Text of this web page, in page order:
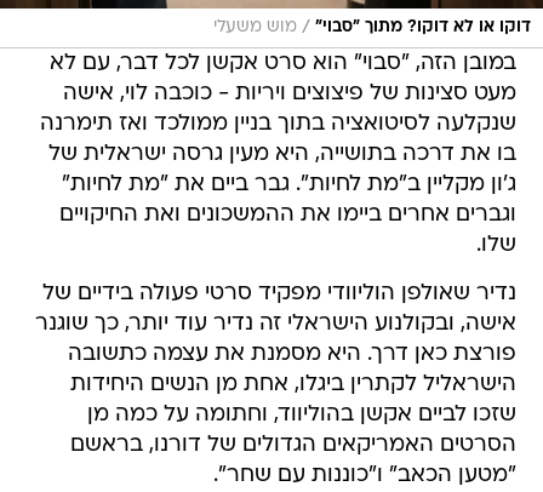
דוקו או לא דוקו? מתוך "סבוי" / מוש משעלי
במובן הזה, "סבוי" הוא סרט אקשן לכל דבר, עם לא
מעט סצינות של פיצוצים ויריות - כוכבה לוי, אישה
שנקלעה לסיטואציה בתוך בניין ממולכד ואז תימרנה
בו את דרכה בתושייה, היא מעין גרסה ישראלית של
ג'ון מקליין ב"מת לחיות". גבר ביים את "מת לחיות"
וגברים אחרים ביימו את ההמשכונים ואת החיקויים
שלו.
נדיר שאולפן הוליוודי מפקיד סרטי פעולה בידיים של
אישה, ובקולנוע הישראלי זה נדיר עוד יותר, כך שוגנר
פורצת כאן דרך. היא מסמנת את עצמה כתשובה
הישראליל לקתרין ביגלו, אחת מן הנשים היחידות
שזכו לביים אקשן בהוליווד, וחתומה על כמה מן
הסרטים האמריקאים הגדולים של דורנו, בראשם
"מטען הכאב" ו"כוננות עם שחר".